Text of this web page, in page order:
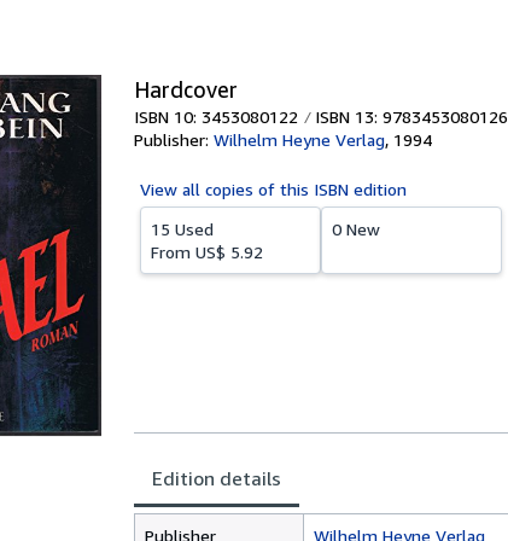
Hardcover
ISBN 10: 3453080122
ISBN 13: 9783453080126
Publisher: Wilhelm Heyne Verlag, 1994
View all copies of this ISBN edition
15 Used
From US$ 5.92
0 New
Edition details
Publisher Wilhelm Heyne Verlag